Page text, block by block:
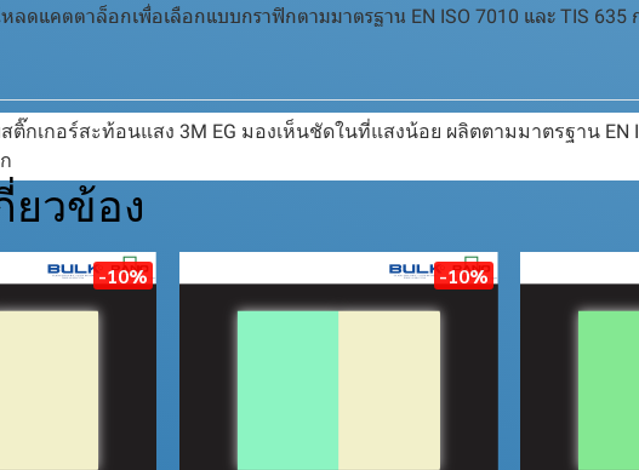
ลดแคตตาล็อกเพื่อเลือกแบบกราฟิกตามมาตรฐาน EN ISO 7010 และ TIS 635
กเกอร์สะท้อนแสง 3M EG มองเห็นชัดในที่แสงน้อย ผลิตตามมาตรฐาน EN
ยวข้อง
-10% -10%